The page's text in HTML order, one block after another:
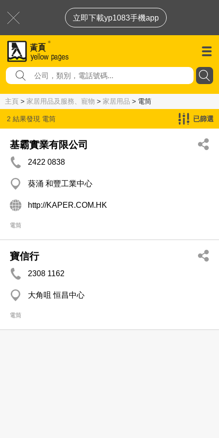
立即下載yp1083手機app
主頁 > 家居用品及服務、寵物 > 家居用品 > 電筒
2 結果發現 電筒 已篩選
基霸實業有限公司
2422 0838
葵涌 和豐工業中心
http://KAPER.COM.HK
電筒
寶信行
2308 1162
大角咀 恒昌中心
電筒